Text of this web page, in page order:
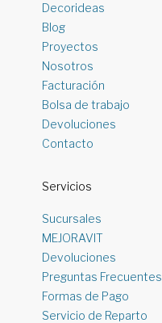
Decorideas
Blog
Proyectos
Nosotros
Facturación
Bolsa de trabajo
Devoluciones
Contacto
Servicios
Sucursales
MEJORAVIT
Devoluciones
Preguntas Frecuentes
Formas de Pago
Servicio de Reparto